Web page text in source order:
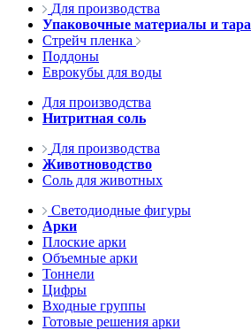
Для производства
Упаковочные материалы и тара
Стрейч пленка
Поддоны
Еврокубы для воды
Для производства
Нитритная соль
Для производства
Животноводство
Соль для животных
Светодиодные фигуры
Арки
Плоские арки
Объемные арки
Тоннели
Цифры
Входные группы
Готовые решения арки